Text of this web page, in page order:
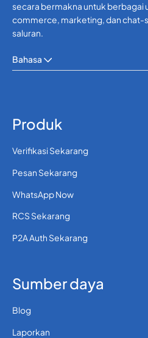
secara bermakna untuk berbagai
commerce, marketing, dan chat-
saluran.
Bahasa
Produk
Verifikasi Sekarang
Pesan Sekarang
WhatsApp Now
RCS Sekarang
P2A Auth Sekarang
Sumber daya
Blog
Laporkan